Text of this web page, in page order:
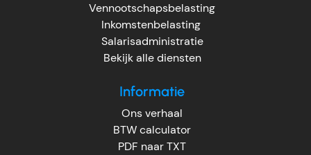
Vennootschapsbelasting
Inkomstenbelasting
Salarisadministratie
Bekijk alle diensten
Informatie
Ons verhaal
BTW calculator
PDF naar TXT